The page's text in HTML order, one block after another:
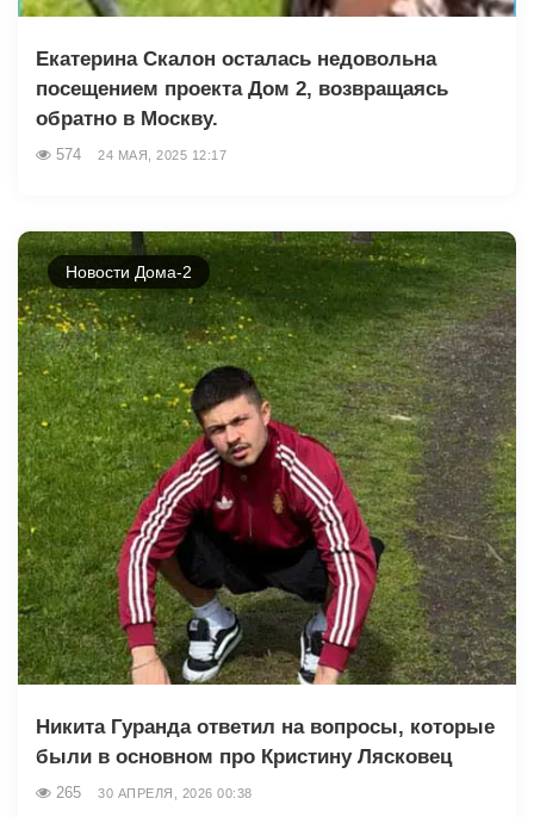
Екатерина Скалон осталась недовольна
посещением проекта Дом 2, возвращаясь
обратно в Москву.
574 24 МАЯ, 2025 12:17
Новости Дома-2
Никита Гуранда ответил на вопросы, которые
были в основном про Кристину Лясковец
265 30 АПРЕЛЯ, 2026 00:38